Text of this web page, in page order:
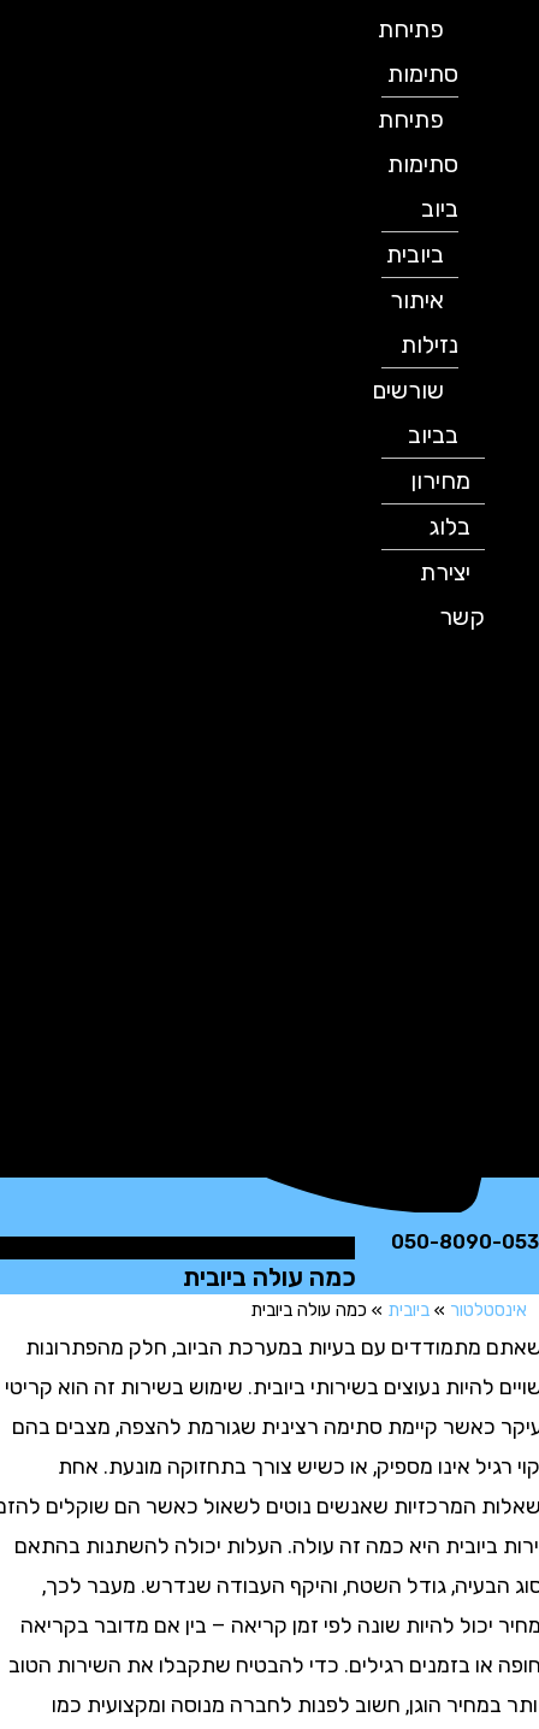
פתיחת
סתימות
פתיחת
סתימות
ביובית
איתור
נזילות
שורשים
בביוב
מחירון
יצירת
קשר
050-
כמה עולה ביובית
»ביובית »כמה עולה ביובית
עם בעיות במערכת הביוב, חלק מהפתרונות
להיות נעוצים בשירותי ביובית. שימוש בשירות זה הוא קריטי
קיימת סתימה רצינית שגורמת להצפה, מצבים בהם
אינו מספיק, או כשיש צורך בתחזוקה מונעת. אחת
המרכזיות שאנשים נוטים לשאול כאשר הם שוקלים להזמין
היא כמה זה עולה. העלות יכולה להשתנות בהתאם
גודל השטח, והיקף העבודה שנדרש. מעבר לכך,
להיות שונה לפי זמן קריאה – בין אם מדובר בקריאה
בזמנים רגילים. כדי להבטיח שתקבלו את השירות הטוב
הוגן, חשוב לפנות לחברה מנוסה ומקצועית כמו